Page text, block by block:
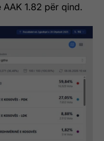
1.82 për qind.